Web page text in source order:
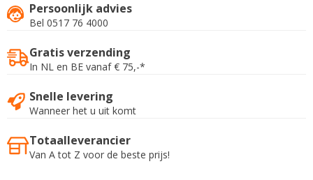
Persoonlijk advies
Bel 0517 76 4000
Gratis verzending
In NL en BE vanaf € 75,-*
Snelle levering
Wanneer het u uit komt
Totaalleverancier
Van A tot Z voor de beste prijs!